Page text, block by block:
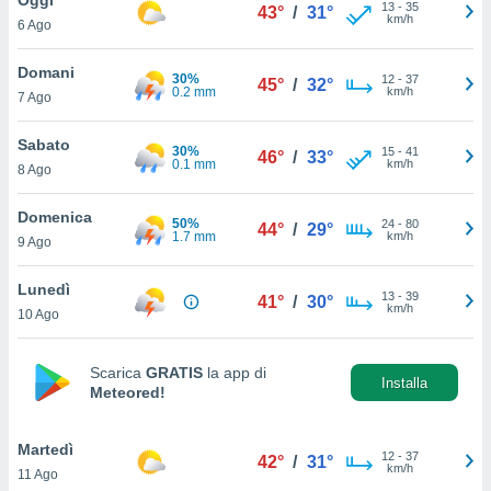
è
al sito
di
ci
di
il
un
la
nella
6 Ago
43° / 31° 13- 35
km/h
Domani
7 Ago
30%
0.2 mm
45° / 32° 12- 37
km/h
Sabato
8 Ago
30%
0.1 mm
46° / 33° 15- 41
km/h
Domenica
9 Ago
50%
1.7 mm
44° / 29° 24- 80
km/h
Lunedì
10 Ago
41° / 30° 13- 39
km/h
Scarica GRATIS la app di
Meteored!
Installa
Martedì
11 Ago
42° / 31° 12- 37
km/h